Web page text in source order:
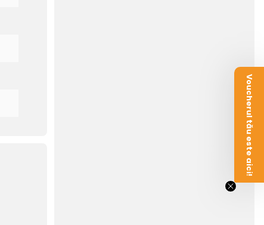
Voucherul tău este aici!